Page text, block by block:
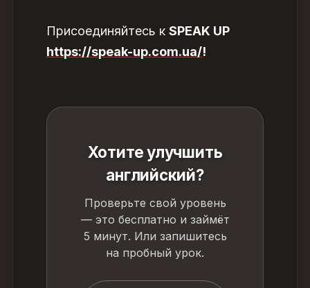
Присоединяйтесь кSPEAK UP
https://speak-up.com.ua/!
Хотите улучшить
английский?
Проверьте свой уровень
— это бесплатно и займёт
5 минут. Или запишитесь
на пробный урок.